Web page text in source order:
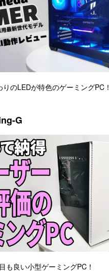
のLEDが特色のゲーミングPC！
G
も良い小型ゲーミングPC！